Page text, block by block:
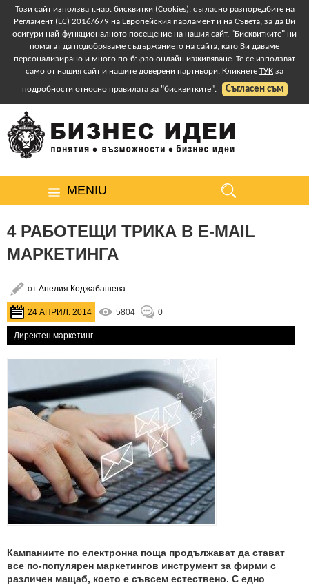
Този сайт използва т.нар. бисквитки (Cookies), съгласно разпоредбите на
Регламент (ЕС) 2016/679 на Европейския парламент и на Съвета, за да Ви
осигури най-функционалното посещение на нашия сайт. "Бисквитките" ни
помагат да подобряваме съдържанието на сайта, като Ви даваме
персонализирано и много по-бързо онлайн изживяване. Те се използват
само от нашия сайт и нашите доверени партньори. Кликнете ТУК за
подробности относно правилата за "бисквитките".
Съгласен съм
MENIU
4 РАБОТЕЩИ ТРИКА В E-MAIL
МАРКЕТИНГА
от Анелия Коджабашева
5804 0
24 АПРИЛ. 2014
Директен маркетинг
Кампаниите по електронна поща продължават да стават
все по-популярен маркетингов инструмент за фирми с
различен мащаб, което е съвсем естествено. С едно